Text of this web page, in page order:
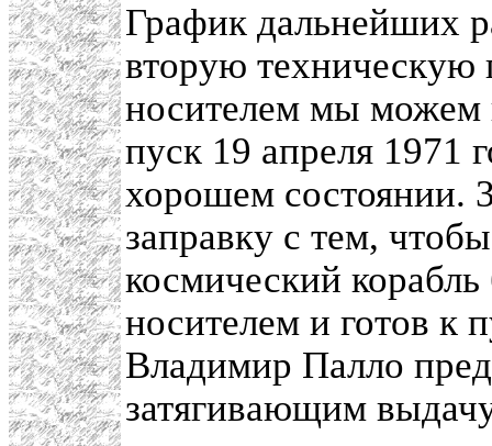
График дальнейших
вторую техническую
носителем мы можем
пуск 19 апреля 1971
хорошем состоянии.
заправку с тем,
космический
носителем и готов к
Владимир Палло
затягивающим